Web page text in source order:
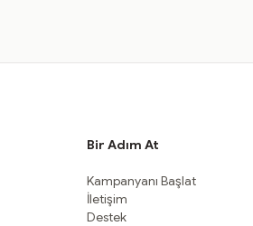
Bir Adım At
Kampanyanı Başlat
İletişim
Destek